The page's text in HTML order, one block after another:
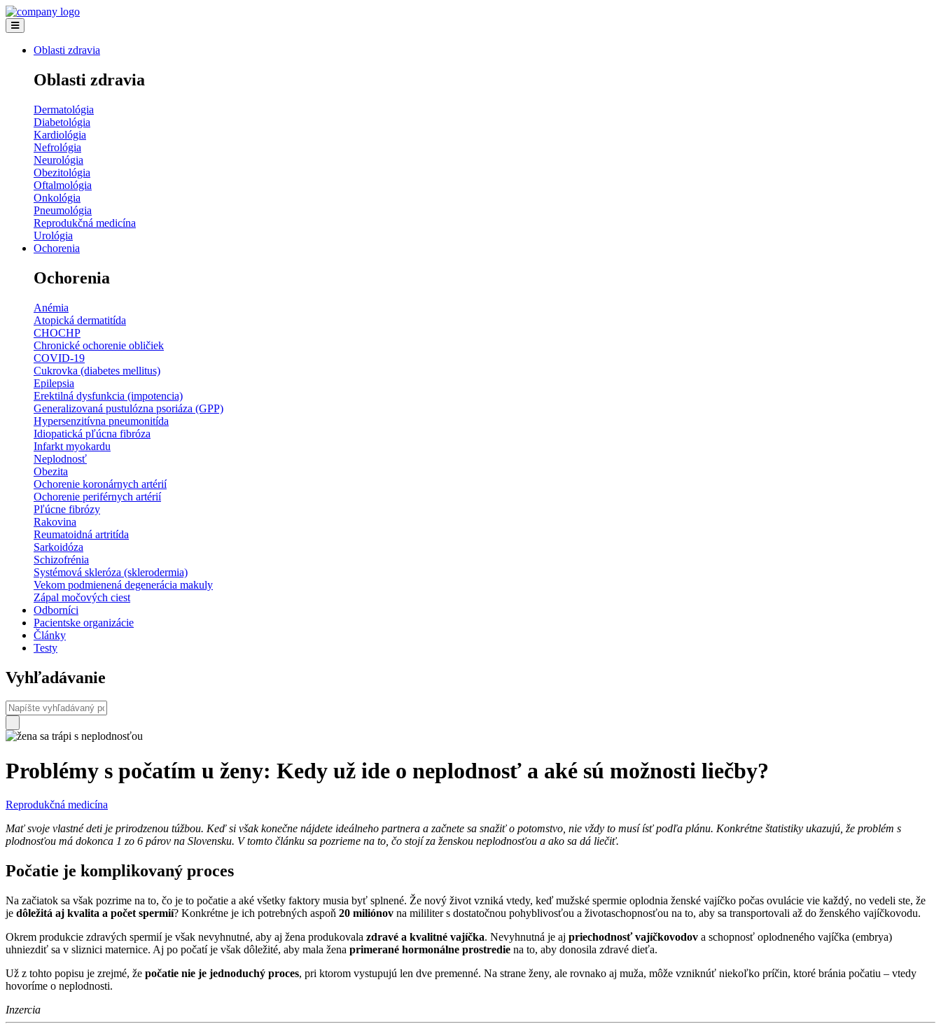
Oblasti zdravia
Oblasti zdravia
Dermatológia
Diabetológia
Kardiológia
Nefrológia
Neurológia
Obezitológia
Oftalmológia
Onkológia
Pneumológia
Reprodukčná medicína
Urológia
Ochorenia
Ochorenia
Anémia
Atopická dermatitída
CHOCHP
Chronické ochorenie obličiek
COVID-19
Cukrovka (diabetes mellitus)
Epilepsia
Erektilná dysfunkcia (impotencia)
Generalizovaná pustulózna psoriáza (GPP)
Hypersenzitívna pneumonitída
Idiopatická pľúcna fibróza
Infarkt myokardu
Neplodnosť
Obezita
Ochorenie koronárnych artérií
Ochorenie periférnych artérií
Pľúcne fibrózy
Rakovina
Reumatoidná artritída
Sarkoidóza
Schizofrénia
Systémová skleróza (sklerodermia)
Vekom podmienená degenerácia makuly
Zápal močových ciest
Odborníci
Pacientske organizácie
Články
Testy
Vyhľadávanie
Problémy s počatím u ženy: Kedy už ide o neplodnosť a aké sú možnosti liečby?
Reprodukčná medicína
Mať svoje vlastné deti je prirodzenou túžbou. Keď si však konečne nájdete ideálneho partnera a začnete sa snažiť o potomstvo, nie vždy to musí ísť podľa plánu. Konkrétne štatistiky ukazujú, že problém s
plodnosťou má dokonca 1 zo 6 párov na Slovensku. V tomto článku sa pozrieme na to, čo stojí za ženskou neplodnosťou a ako sa dá liečiť.
Počatie je komplikovaný proces
Na začiatok sa však pozrime na to, čo je to počatie a aké všetky faktory musia byť splnené. Že nový život vzniká vtedy, keď mužské spermie oplodnia ženské vajíčko počas ovulácie vie každý, no vedeli ste, že
je dôležitá aj kvalita a počet spermií? Konkrétne je ich potrebných aspoň 20 miliónov na mililiter s dostatočnou pohyblivosťou a životaschopnosťou na to, aby sa transportovali až do ženského vajíčkovodu.
Okrem produkcie zdravých spermií je však nevyhnutné, aby aj žena produkovala zdravé a kvalitné vajíčka. Nevyhnutná je aj priechodnosť vajíčkovodov a schopnosť oplodneného vajíčka (embrya)
uhniezdiť sa v sliznici maternice. Aj po počatí je však dôležité, aby mala žena primerané hormonálne prostredie na to, aby donosila zdravé dieťa.
Už z tohto popisu je zrejmé, že počatie nie je jednoduchý proces, pri ktorom vystupujú len dve premenné. Na strane ženy, ale rovnako aj muža, môže vzniknúť niekoľko príčin, ktoré bránia počatiu – vtedy
hovoríme o neplodnosti.
Inzercia